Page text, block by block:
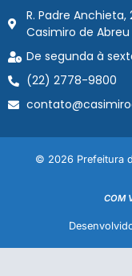
R. Padre
Casimiro de
De segunda à
(22) 2778-9800
© 2026 Prefeitura
COM